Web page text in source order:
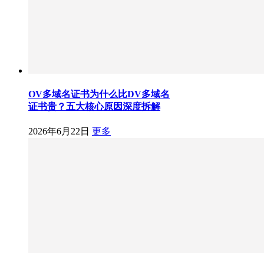
OV多域名证书为什么比DV多域名
证书贵？五大核心原因深度拆解
2026年6月22日 更多